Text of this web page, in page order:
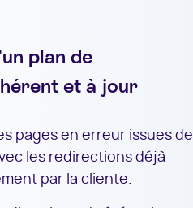
plan de
et à jour
pages en erreur issues de
les redirections déjà
par la cliente.